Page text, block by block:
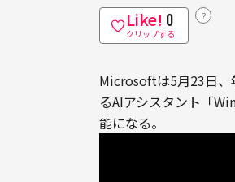
Like! 0
クリップする
？
Microsoftは5月23日
るAIアシスタント「
能になる。